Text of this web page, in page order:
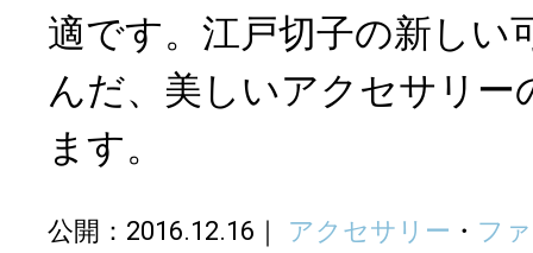
適です。江戸切子の新しい
んだ、美しいアクセサリー
ます。
公開：2016.12.16 アクセサリー ・ フ